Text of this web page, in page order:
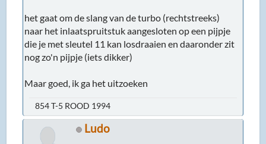
het gaat om de slang van de turbo (rechtstreeks)
naar het inlaatspruitstuk aangesloten op een pijpje
die je met sleutel 11 kan losdraaien en daaronder zit
nog zo'n pijpje (iets dikker)
Maar goed, ik ga het uitzoeken
854 T-5 ROOD 1994
Ludo